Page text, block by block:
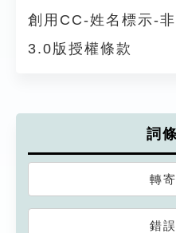
創用CC-姓名標示-
3.0版授權條款
詞
轉
錯